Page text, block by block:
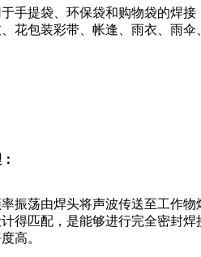
手提袋、环保袋和购物袋的焊
花包装彩带、帐逢、雨衣、雨
振荡由焊头将声波传送至工作
得匹配，是能够进行完全密封
高。